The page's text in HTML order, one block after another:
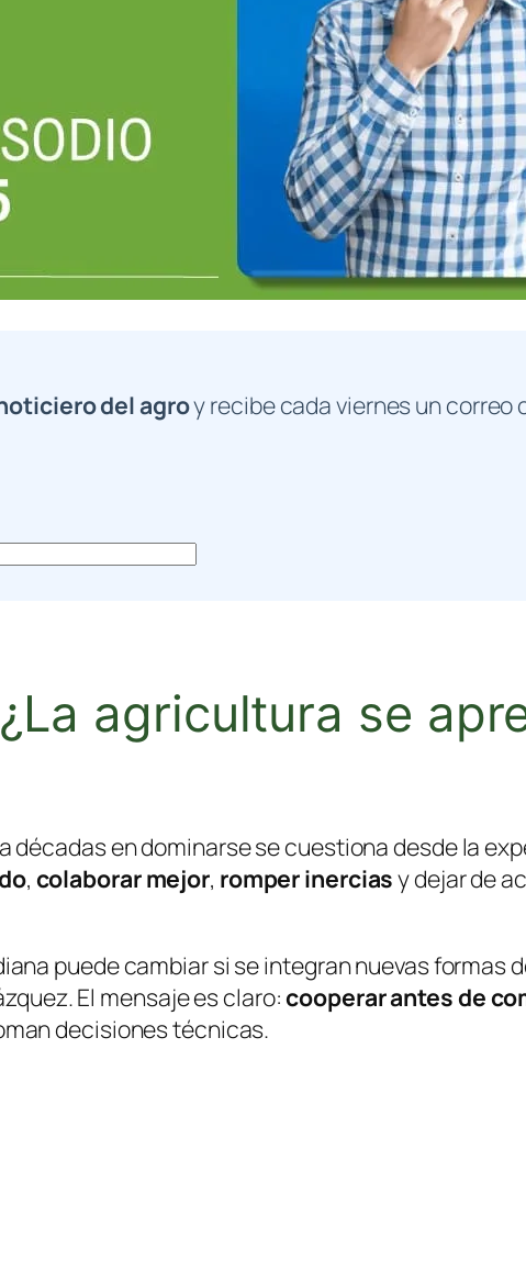
del agroy recibe cada viernes un correo
agricultura se
décadas en dominarse se cuestiona desde la
, colaborar mejor, romper inerciasy dejar de
puede cambiar si se integran nuevas formas
. El mensaje es claro:cooperar antes de
decisiones técnicas.